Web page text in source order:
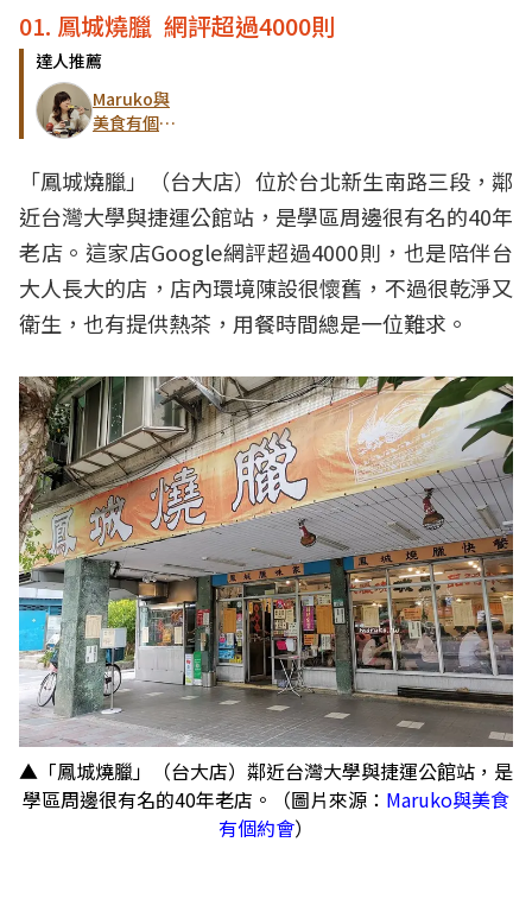
01. 鳳城燒臘 網評超過4000則
達人推薦
Maruko與
美食有個約
「鳳城燒臘」（台大店）位於台北新生南路三段，鄰
近台灣大學與捷運公館站，是學區周邊很有名的40年
老店。這家店Google網評超過4000則，也是陪伴台
大人長大的店，店內環境陳設很懷舊，不過很乾淨又
衛生，也有提供熱茶，用餐時間總是一位難求。
▲「鳳城燒臘」（台大店）鄰近台灣大學與捷運公館站，是
學區周邊很有名的40年老店。（圖片來源： Maruko與美食
有個約會）